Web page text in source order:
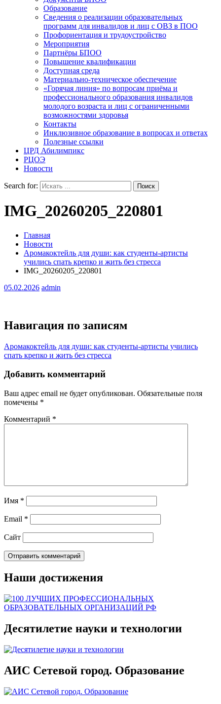
Образование
Сведения о реализации образовательных
программ для инвалидов и лиц с ОВЗ в ПОО
Профориентация и трудоустройство
Мероприятия
Партнёры БПОО
Повышение квалификации
Доступная среда
Материально-техническое обеспечение
«Горячая линия» по вопросам приёма и
профессионального образования инвалидов
молодого возраста и лиц с ограниченными
возможностями здоровья
Контакты
Инклюзивное образование в вопросах и ответах
Полезные ссылки
ЦРД Абилимпикс
РЦОЭ
Новости
Search for:
IMG_20260205_220801
Главная
Новости
Аромакоктейль для души: как студенты-артисты
учились спать крепко и жить без стресса
IMG_20260205_220801
05.02.2026 admin
Навигация по записям
Аромакоктейль для души: как студенты-артисты учились
спать крепко и жить без стресса
Добавить комментарий
Ваш адрес email не будет опубликован. Обязательные поля
помечены *
Комментарий *
Имя *
Email *
Сайт
Наши достижения
Десятилетие науки и технологии
АИС Сетевой город. Образование